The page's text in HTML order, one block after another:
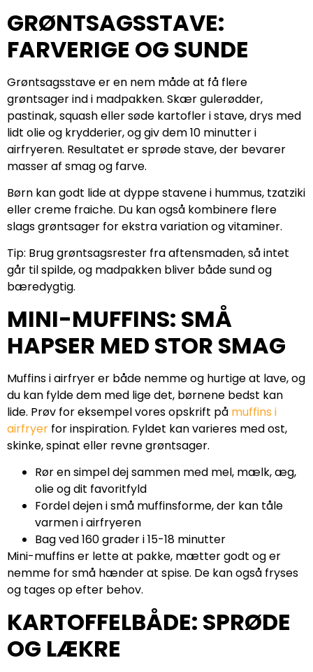
GRØNTSAGSSTAVE:
FARVERIGE OG SUNDE
Grøntsagsstave er en nem måde at få flere
grøntsager ind i madpakken. Skær gulerødder,
pastinak, squash eller søde kartofler i stave, drys med
lidt olie og krydderier, og giv dem 10 minutter i
airfryeren. Resultatet er sprøde stave, der bevarer
masser af smag og farve.
Børn kan godt lide at dyppe stavene i hummus, tzatziki
eller creme fraiche. Du kan også kombinere flere
slags grøntsager for ekstra variation og vitaminer.
Tip: Brug grøntsagsrester fra aftensmaden, så intet
går til spilde, og madpakken bliver både sund og
bæredygtig.
MINI-MUFFINS: SMÅ
HAPSER MED STOR SMAG
Muffins i airfryer er både nemme og hurtige at lave, og
du kan fylde dem med lige det, børnene bedst kan
lide. Prøv for eksempel vores opskrift på muffins i
airfryer for inspiration. Fyldet kan varieres med ost,
skinke, spinat eller revne grøntsager.
Rør en simpel dej sammen med mel, mælk, æg,
olie og dit favoritfyld
Fordel dejen i små muffinsforme, der kan tåle
varmen i airfryeren
Bag ved 160 grader i 15-18 minutter
Mini-muffins er lette at pakke, mætter godt og er
nemme for små hænder at spise. De kan også fryses
og tages op efter behov.
KARTOFFELBÅDE: SPRØDE
OG LÆKRE